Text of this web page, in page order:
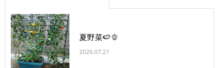
夏野菜🍉🫑
2026.07.21